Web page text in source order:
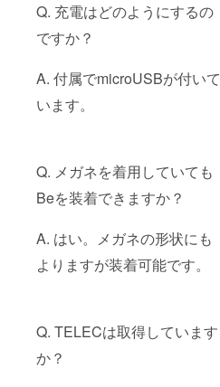
Q. 充電はどのようにするの
ですか？
A. 付属でmicroUSBが付いて
います。
Q. メガネを着用していても
Beを装着できますか？
A. はい。メガネの形状にも
よりますが装着可能です。
Q. TELECは取得しています
か？